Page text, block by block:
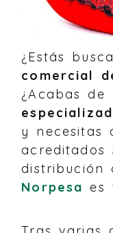
¿Estás
comercial
¿Acabas
y necesitas
acreditados
distribución
Norpesa es